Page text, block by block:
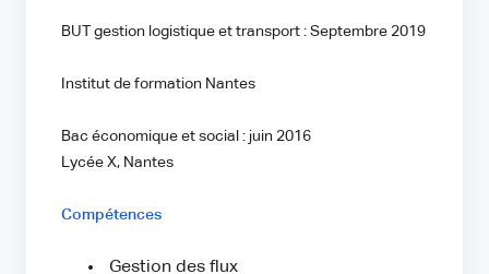
BUT gestion logistique et transport : Septembre 2019
Institut de formation Nantes
Bac économique et social : juin 2016
Lycée X, Nantes
Compétences
Gestion des flux